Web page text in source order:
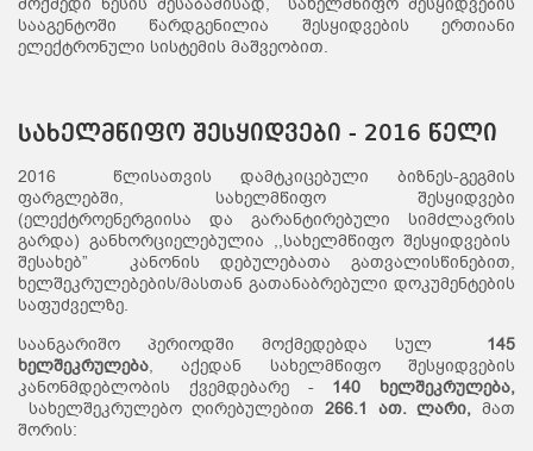
სააგენტოში წარდგენილია შესყიდვების ერთიანი
ელექტრონული სისტემის მაშვეობით.
სახელმწიფო შესყიდვები - 2016 წელი
2016 წლისათვის დამტკიცებული ბიზნეს-გეგმის
ფარგლებში, სახელმწიფო შესყიდვები
(ელექტროენერგიისა და გარანტირებული სიმძლავრის
გარდა) განხორციელებულია ,,სახელმწიფო შესყიდვების
შესახებ” კანონის დებულებათა გათვალისწინებით,
ხელშეკრულებების/მასთან გათანაბრებული დოკუმენტების
საფუძველზე.
საანგარიშო პერიოდში მოქმედებდა სულ
145
ხელშეკრულება, აქედან სახელმწიფო შესყიდვების
კანონმდებლობის ქვემდებარე - 140
ხელშეკრულება,
სახელშეკრულებო ღირებულებით 266.1 ათ. ლარი, მათ
შორის: